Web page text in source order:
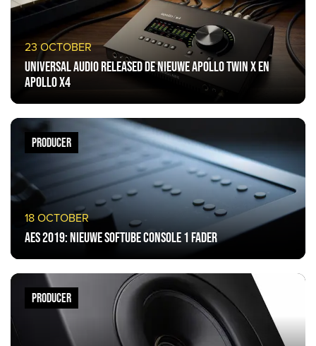
23 OCTOBER
Universal Audio released de nieuwe Apollo Twin X en
Apollo x4
18 OCTOBER
AES 2019: Nieuwe Softube Console 1 Fader
PRODUCER
PRODUCER